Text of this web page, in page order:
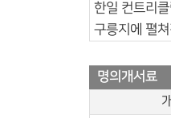
한일 컨트리
구릉지에 펼
명의개서료